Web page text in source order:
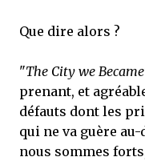
Que dire alors ?
"The City we Became
prenant, et
défauts dont les
qui ne va guère
nous sommes